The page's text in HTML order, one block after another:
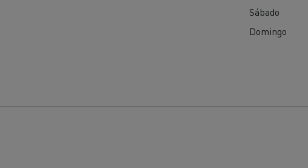
Sábado
Domingo